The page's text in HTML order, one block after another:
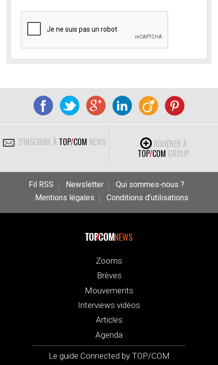
S'INSCRIRE À TOP/COM NEWS
ADHÉRER À
TOP/COM GROUP
Fil RSS Newsletter
Qui sommes-nous ?
Mentions légales
Conditions d’utilisations
NEWS
Zooms
Brèves
Mouvements
Interviews vidéos
Articles
Agenda
Le guide Connected by TOP/COM